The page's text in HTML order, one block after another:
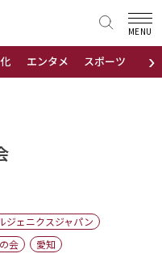
›
エンタメ スポーツ 地域
MENU
ジェニクスジャパン
会
愛知